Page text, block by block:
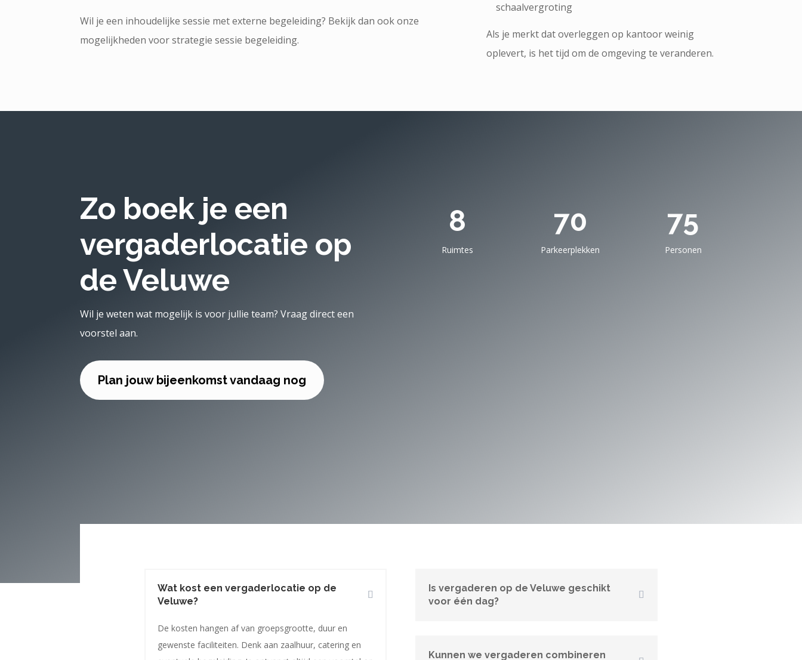
Wil je een inhoudelijke sessie met externe begeleiding? Bekijk dan ook onze
mogelijkheden voor strategie sessie begeleiding.
schaalvergroting
Als je merkt dat overleggen op kantoor weinig
oplevert, is het tijd om de omgeving te veranderen.
Zo boek je een
vergaderlocatie op
de Veluwe
Wil je weten wat mogelijk is voor jullie team? Vraag direct een
voorstel aan.
Plan jouw bijeenkomst vandaag nog
8
Ruimtes
70
Parkeerplekken
75
Personen
Wat kost een vergaderlocatie op de
Veluwe?
De kosten hangen af van groepsgrootte, duur en
gewenste faciliteiten. Denk aan zaalhuur, catering en
Is vergaderen op de Veluwe geschikt
voor één dag?
Kunnen we vergaderen combineren